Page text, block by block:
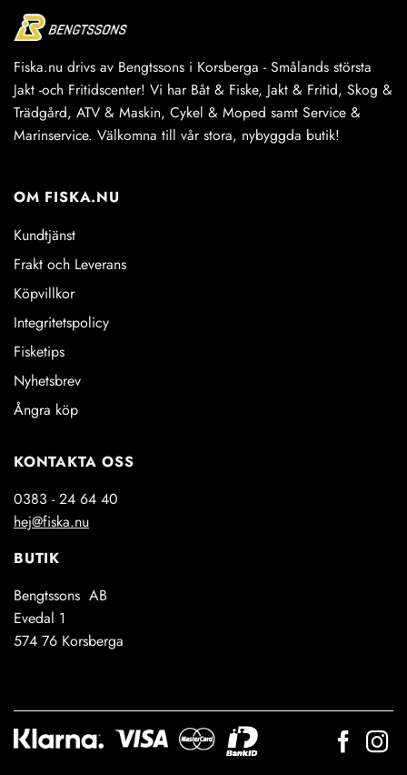
Fiska.nu drivs av Bengtssons i Korsberga - Smålands största
Jakt -och Fritidscenter! Vi har Båt & Fiske, Jakt & Fritid, Skog &
Trädgård, ATV & Maskin, Cykel & Moped samt Service &
Marinservice. Välkomna till vår stora, nybyggda butik!
OM FISKA.NU
Kundtjänst
Frakt och Leverans
Köpvillkor
Integritetspolicy
Fisketips
Nyhetsbrev
Ångra köp
KONTAKTA OSS
0383 - 24 64 40
hej@fiska.nu
BUTIK
Bengtssons AB
Evedal 1
574 76 Korsberga